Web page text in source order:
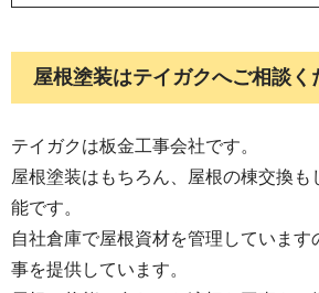
9.
悪質な飛び込み屋根修
命令事例と注意点
屋根塗装はテイガクへご相談く
テイガクは板金工事会社です。
屋根塗装はもちろん、屋根の棟交換も
能です。
自社倉庫で屋根資材を管理しています
事を提供しています。